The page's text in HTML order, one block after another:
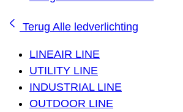
Terug Alle ledverlichting
LINEAIR LINE
UTILITY LINE
INDUSTRIAL LINE
OUTDOOR LINE